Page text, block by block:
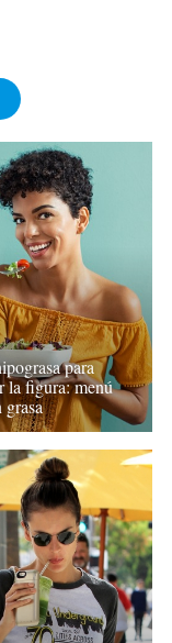
para
la figura: menú
grasa